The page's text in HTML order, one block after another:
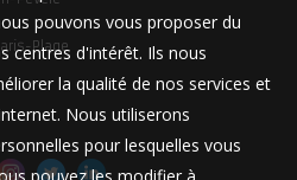
Plage
pouvons vous proposer du
centres d'intérêt. Ils nous
la qualité de nos services et
Nous utiliserons
pour lesquelles vous